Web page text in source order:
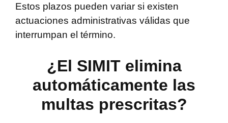
Estos plazos pueden variar si existen
actuaciones administrativas válidas que
interrumpan el término.
¿El SIMIT elimina
automáticamente las
multas prescritas?